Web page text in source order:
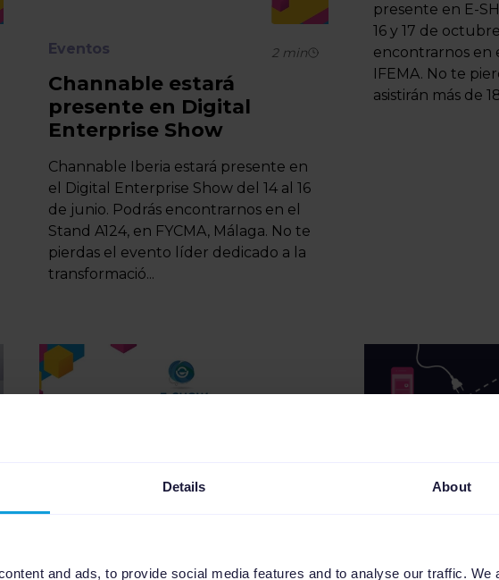
Details About
and ads, to provide social media features and to analyse our traffic. We
Eventos 2min
Channable estará
presente en Digital
Enterprise Show
Channable Iberia estará presente en
el Digital Enterprise Show del 14 al 16
de junio. Podrás encontrarnos en el
Stand A124, en FYCMA, Málaga. No te
pierdas el evento líder dedicado a la
transformació...
presente en E-
16 y 17 de
encontrarnos en
IFEMA. No te
asistirán más de